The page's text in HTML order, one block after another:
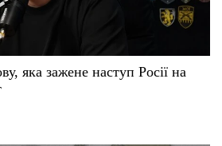
яка зажене наступ Росії на